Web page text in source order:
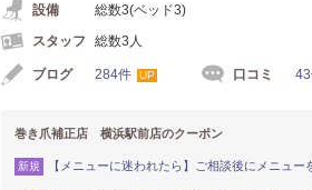
設備
総数3(ベッド3)
スタッフ
総数3人
ブログ 284件 UP 口コミ
巻き爪補正店 横浜駅前店のクーポン
新規 【メニューに迷われたら】ご相談後にメニュー